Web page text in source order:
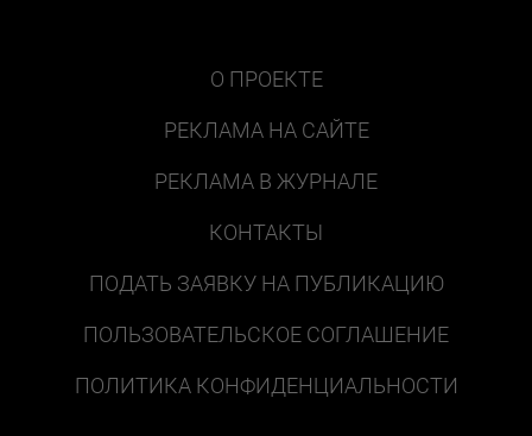
О ПРОЕКТЕ
РЕКЛАМА НА САЙТЕ
РЕКЛАМА В ЖУРНАЛЕ
КОНТАКТЫ
ПОДАТЬ ЗАЯВКУ НА ПУБЛИКАЦИЮ
ПОЛЬЗОВАТЕЛЬСКОЕ СОГЛАШЕНИЕ
ПОЛИТИКА КОНФИДЕНЦИАЛЬНОСТИ